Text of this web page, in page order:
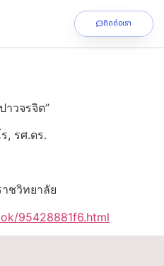
ติดต่อเรา
วจรจิต”
, รศ.ดร.
ชวิทยาลัย
95428881f6.html